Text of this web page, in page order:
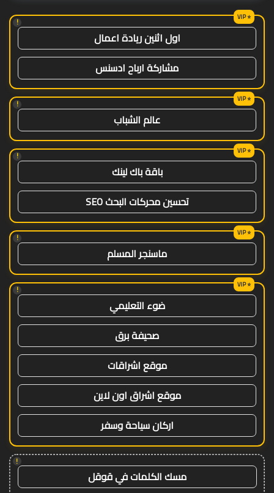
!
اول اثنين ريادة اعمال
مشاركة ارباح ادسنس
!
عالم الشباب
!
باقة باك لينك
تحسين محركات البحث SEO
!
ماسنجر المسلم
!
ضوء التعليمي
صحيفة برق
موقع اشراقات
موقع اشراق اون لاين
اركان سياحة وسفر
!
مسك الكلمات في قوقل